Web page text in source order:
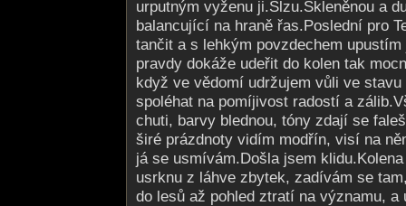
urputným vyženu ji.Slzu.Skleněnou a
balancující na hraně řas.Poslední pro
tančit a s lehkým povzdechem
pravdy dokáže udeřit do kolen tak
když ve vědomí udržujem vůli ve stavu
spoléhat na pomíjivost radostí a
chuti, barvy blednou, tóny zdají se
širé prázdnoty vidím modřín, visí na
já se usmívám.Došla jsem
usrknu z láhve zbytek, zadívám se
do lesů až pohled ztratí na významu, a